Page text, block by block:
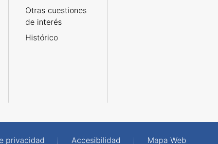
Otras cuestiones
de interés
Histórico
privacidad Accesibilidad Mapa Web